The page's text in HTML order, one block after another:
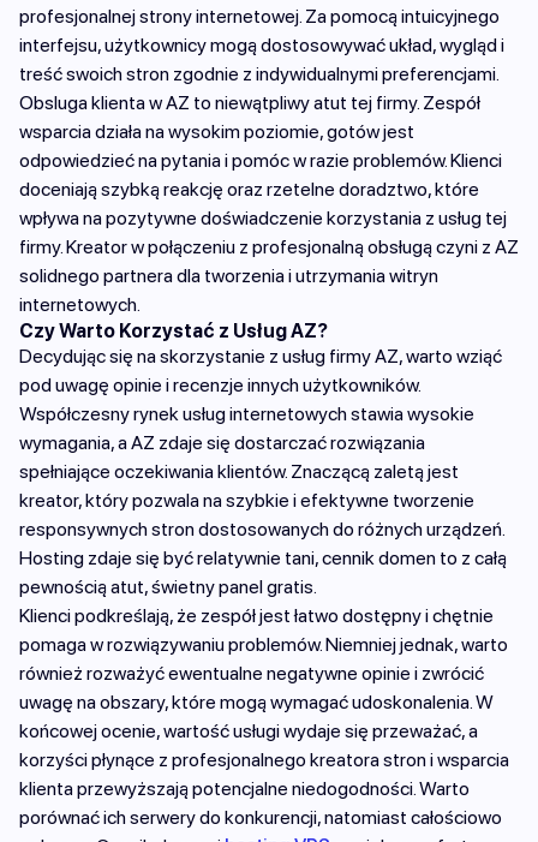
profesjonalnej strony internetowej. Za pomocą intuicyjnego
interfejsu, użytkownicy mogą dostosowywać układ, wygląd i
treść swoich stron zgodnie z indywidualnymi preferencjami.
Obsluga klienta w AZ to niewątpliwy atut tej firmy. Zespół
wsparcia działa na wysokim poziomie, gotów jest
odpowiedzieć na pytania i pomóc w razie problemów. Klienci
doceniają szybką reakcję oraz rzetelne doradztwo, które
wpływa na pozytywne doświadczenie korzystania z usług tej
firmy. Kreator w połączeniu z profesjonalną obsługą czyni z AZ
solidnego partnera dla tworzenia i utrzymania witryn
internetowych.
Czy Warto Korzystać z Usług AZ?
Decydując się na skorzystanie z usług firmy AZ, warto wziąć
pod uwagę opinie i recenzje innych użytkowników.
Współczesny rynek usług internetowych stawia wysokie
wymagania, a AZ zdaje się dostarczać rozwiązania
spełniające oczekiwania klientów. Znaczącą zaletą jest
kreator, który pozwala na szybkie i efektywne tworzenie
responsywnych stron dostosowanych do różnych urządzeń.
Hosting zdaje się być relatywnie tani, cennik domen to z całą
pewnością atut, świetny panel gratis.
Klienci podkreślają, że zespół jest łatwo dostępny i chętnie
pomaga w rozwiązywaniu problemów. Niemniej jednak, warto
również rozważyć ewentualne negatywne opinie i zwrócić
uwagę na obszary, które mogą wymagać udoskonalenia. W
końcowej ocenie, wartość usługi wydaje się przeważać, a
korzyści płynące z profesjonalnego kreatora stron i wsparcia
klienta przewyższają potencjalne niedogodności. Warto
porównać ich serwery do konkurencji, natomiast całościowo